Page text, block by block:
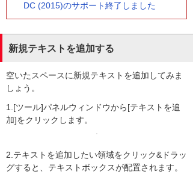
DC (2015)のサポート終了しました
新規テキストを追加する
空いたスペースに新規テキストを追加してみま
しょう。
1.[ツール]パネルウィンドウから[テキストを追
加]をクリックします。
2.テキストを追加したい領域をクリック&ドラッ
グすると、テキストボックスが配置されます。